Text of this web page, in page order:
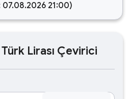
07.08.2026 21:00)
Lirası Çevirici